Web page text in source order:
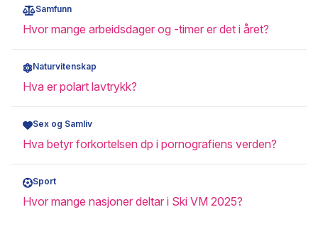
Samfunn
Hvor mange arbeidsdager og -timer er det i året?
Naturvitenskap
Hva er polart lavtrykk?
Sex og Samliv
Hva betyr forkortelsen dp i pornografiens verden?
Sport
Hvor mange nasjoner deltar i Ski VM 2025?